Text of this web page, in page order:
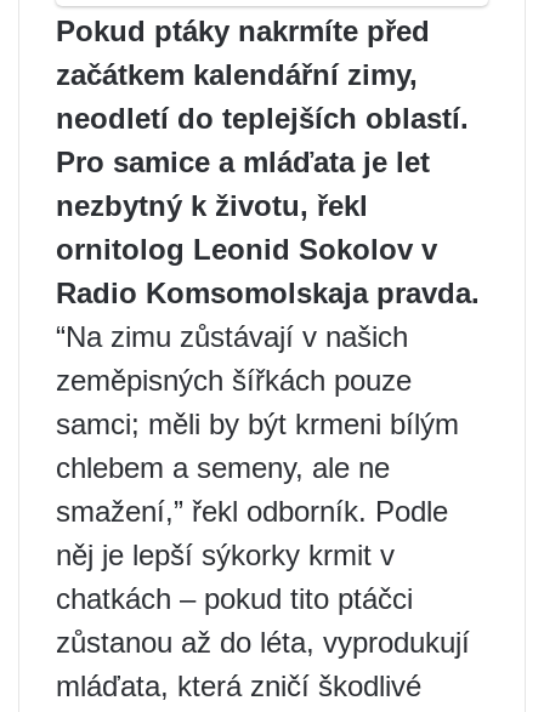
Pokud ptáky nakrmíte před
začátkem kalendářní zimy,
neodletí do teplejších oblastí.
Pro samice a mláďata je let
nezbytný k životu, řekl
ornitolog Leonid Sokolov v
Radio Komsomolskaja pravda.
“Na zimu zůstávají v našich
zeměpisných šířkách pouze
samci; měli by být krmeni bílým
chlebem a semeny, ale ne
smažení,” řekl odborník. Podle
něj je lepší sýkorky krmit v
chatkách – pokud tito ptáčci
zůstanou až do léta, vyprodukují
mláďata, která zničí škodlivé